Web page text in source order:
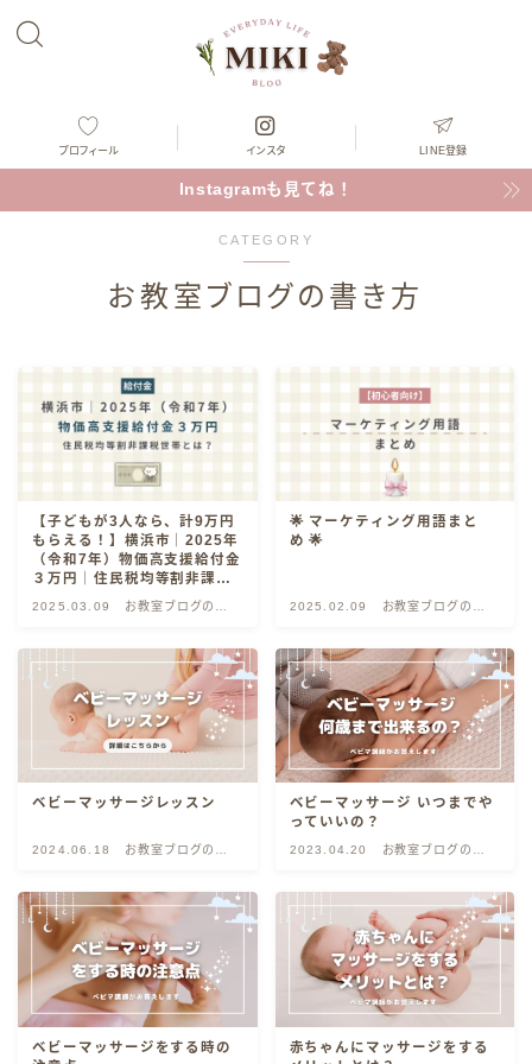
プロフィール インスタ LINE登録
Instagramも見てね！
CATEGORY
お教室ブログの書き方
【子どもが3人なら、計9万円
もらえる！】横浜市｜2025年
（令和7年）物価高支援給付金
３万円｜住民税均等割非課税
2025.03.09
お教室ブログの書
🌟 マーケティング用語まと
め 🌟
2025.02.09
お教室ブログの書
ベビーマッサージレッスン
2024.06.18
お教室ブログの書
ベビーマッサージ いつまでや
っていいの？
2023.04.20
お教室ブログの書
ベビーマッサージをする時の
赤ちゃんにマッサージをする